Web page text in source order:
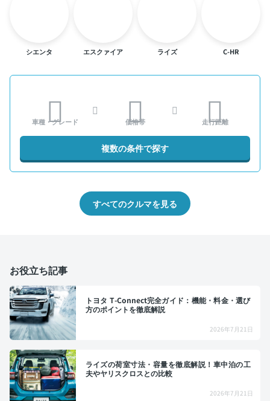
シエンタ エスクァイア ライズ C-HR
車種・グレード 価格帯 走行距離
複数の条件で探す
すべてのクルマを見る
お役立ち記事
トヨタ T-Connect完全ガイド：機能・料金・選び
方のポイントを徹底解説
2026年7月21日
ライズの荷室寸法・容量を徹底解説！車中泊の工
夫やヤリスクロスとの比較
2026年7月21日